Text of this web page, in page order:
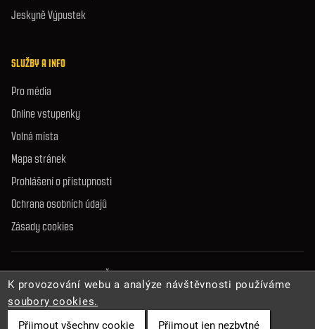
Jeskyně Výpustek
SLUŽBY A INFO
Pro média
Online vstupenky
Volná místa
Mapa stránek
Prohlášení o přístupnosti
Ochrana osobních údajů
Zásady cookies
© 2026 Správa jeskyní České republiky. Všechna práva vyhrazena.
K provozování webu a analýze návštěvnosti používáme
soubory cookies.
Přijmout všechny cookie
Přijmout jen nezbytné